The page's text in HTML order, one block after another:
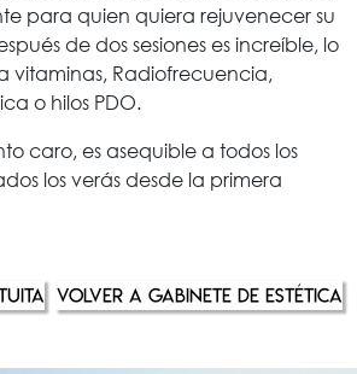
para quien quiera rejuvenecer su
de dos sesiones es increíble, lo
vitaminas, Radiofrecuencia,
o hilos PDO.
caro, es asequible a todos los
los verás desde la primera
VOLVER A GABINETE DE ESTÉTICA